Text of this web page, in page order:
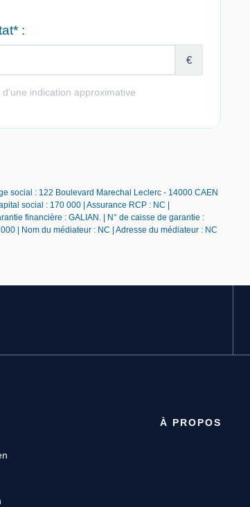
social : 122 Boulevard Marechal Leclerc - 14000 CAEN
social : 170 000 | Assurance RCP : NC |
financière : GALIAN. | N° de caisse de garantie :
| Nom du médiateur : NC | Adresse du médiateur : NC
À PROPOS